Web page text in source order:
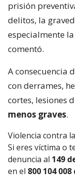
prisión
delitos, la
especialmente
comentó.
A consecuencia
con derrames,
cortes, lesiones
menos graves.
Violencia contra
Si eres víctima o
denuncia al 149
en el 800 104